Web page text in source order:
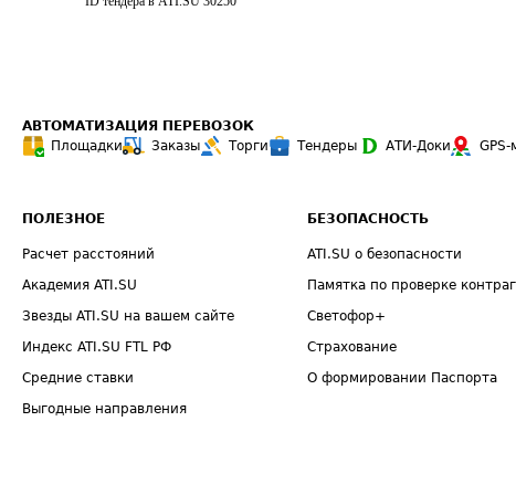
АВТОМАТИЗАЦИЯ ПЕРЕВОЗОК
Площадки
Заказы Торги Тендеры АТИ-Доки
ПОЛЕЗНОЕ
Расчет расстояний
Академия ATI.SU
Звезды ATI.SU на вашем сайте
Индекс ATI.SU FTL РФ
Средние ставки
Выгодные направления
БЕЗОПАСНОСТЬ
ATI.SU о безопасности
Памятка по проверке
Светофор+
Страхование
О формировании Паспорта